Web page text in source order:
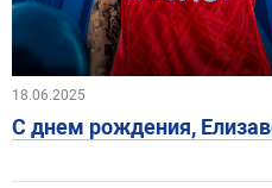
18.06.2025
С днем рождения,